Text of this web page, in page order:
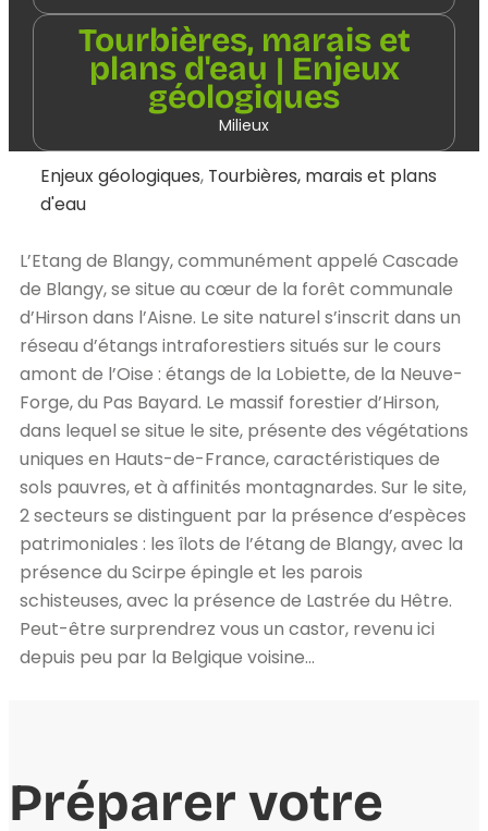
Tourbières, marais et
plans d'eau | Enjeux
géologiques
Milieux
Enjeux géologiques, Tourbières, marais et plans
d'eau
L’Etang de Blangy, communément appelé Cascade
de Blangy, se situe au cœur de la forêt communale
d’Hirson dans l’Aisne. Le site naturel s’inscrit dans un
réseau d’étangs intraforestiers situés sur le cours
amont de l’Oise : étangs de la Lobiette, de la Neuve-
Forge, du Pas Bayard. Le massif forestier d’Hirson,
dans lequel se situe le site, présente des végétations
uniques en Hauts-de-France, caractéristiques de
sols pauvres, et à affinités montagnardes. Sur le site,
2 secteurs se distinguent par la présence d’espèces
patrimoniales : les îlots de l’étang de Blangy, avec la
présence du Scirpe épingle et les parois
schisteuses, avec la présence de Lastrée du Hêtre.
Peut-être surprendrez vous un castor, revenu ici
depuis peu par la Belgique voisine…
Préparer votre